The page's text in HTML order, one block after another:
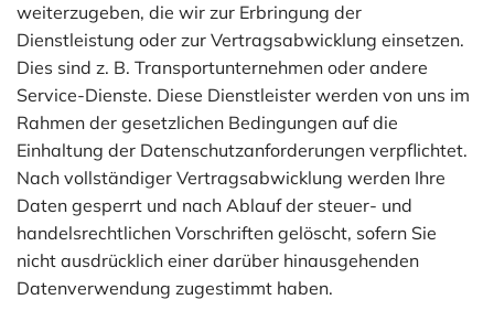
weiterzugeben, die wir zur Erbringung der
Dienstleistung oder zur Vertragsabwicklung einsetzen.
Dies sind z. B. Transportunternehmen oder andere
Service-Dienste. Diese Dienstleister werden von uns im
Rahmen der gesetzlichen Bedingungen auf die
Einhaltung der Datenschutzanforderungen verpflichtet.
Nach vollständiger Vertragsabwicklung werden Ihre
Daten gesperrt und nach Ablauf der steuer- und
handelsrechtlichen Vorschriften gelöscht, sofern Sie
nicht ausdrücklich einer darüber hinausgehenden
Datenverwendung zugestimmt haben.